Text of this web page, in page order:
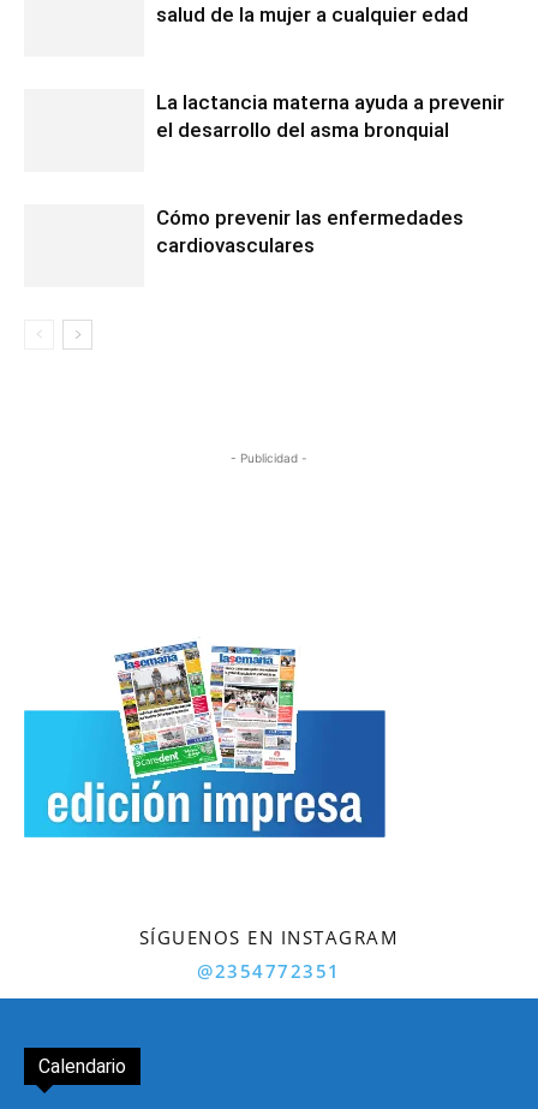
salud de la mujer a cualquier edad
La lactancia materna ayuda a prevenir
el desarrollo del asma bronquial
Cómo prevenir las enfermedades
cardiovasculares
- Publicidad -
SÍGUENOS EN INSTAGRAM
@2354772351
Calendario